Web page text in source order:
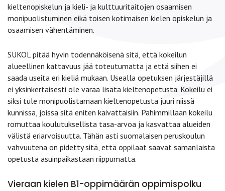
kieltenopiskelun ja kieli- ja kulttuuritaitojen osaamisen
monipuolistuminen eikä toisen kotimaisen kielen opiskelun ja
osaamisen vähentäminen.
SUKOL pitää hyvin todennäköisenä sitä, että kokeilun
alueellinen kattavuus jää toteutumatta ja että siihen ei
saada useita eri kieliä mukaan. Usealla opetuksen järjestäjillä
ei yksinkertaisesti ole varaa lisätä kieltenopetusta. Kokeilu ei
siksi tule monipuolistamaan kieltenopetusta juuri niissä
kunnissa, joissa sitä eniten kaivattaisiin. Pahimmillaan kokeilu
romuttaa koulutuksellista tasa-arvoa ja kasvattaa alueiden
välistä eriarvoisuutta. Tähän asti suomalaisen peruskoulun
vahvuutena on pidetty sitä, että oppilaat saavat samanlaista
opetusta asuinpaikastaan riippumatta.
Vieraan kielen B1-oppimäärän oppimispolku